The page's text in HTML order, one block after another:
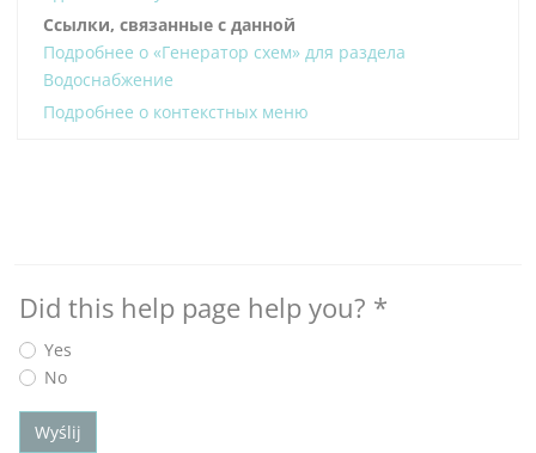
Ссылки, связанные с данной
Подробнее о «Генератор схем» для раздела
Водоснабжение
Подробнее о контекстных меню
Did this help page help you? *
Yes
No
Wyślij